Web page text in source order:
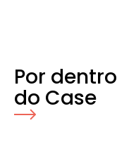
Por dentro
do Case